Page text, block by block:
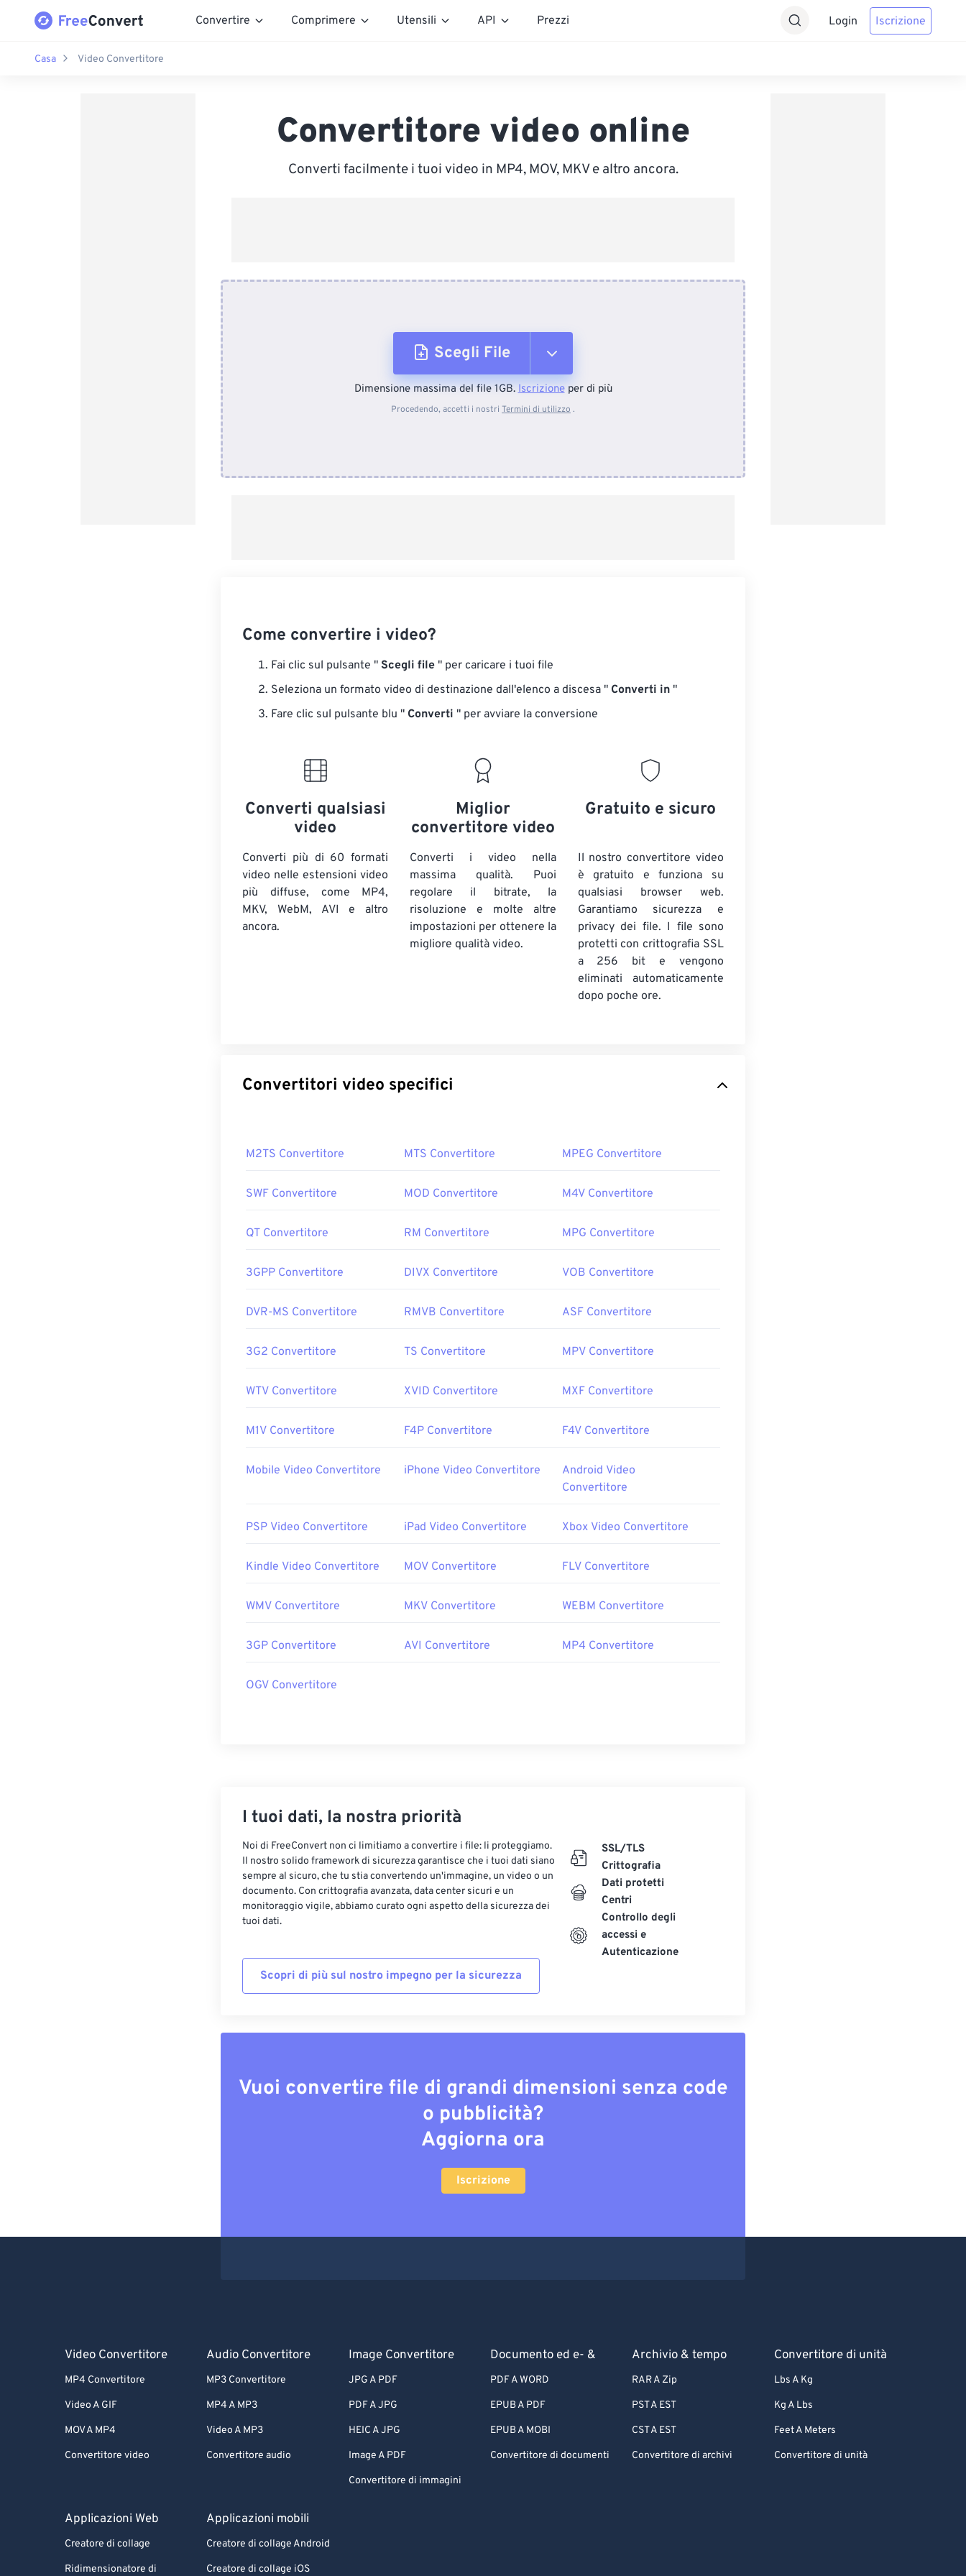
Convertire Comprimere Utensili API Prezzi Login Iscrizione
Casa Video Convertitore
Convertitore video online
Converti facilmente i tuoi video in MP4, MOV, MKV e altro ancora.
Scegli File
Dal dispositivo
Dimensione massima del file 1GB.Iscrizioneper di più
Procedendo, accetti i nostri Termini di utilizzo .
Come convertire i video?
Fai clic sul pulsante " Scegli file " per caricare i tuoi file
Seleziona un formato video di destinazione dall'elenco a discesa " Converti in "
Fare clic sul pulsante blu " Converti " per avviare la conversione
Converti qualsiasi
video
Converti più di 60 formati
video nelle estensioni video
più diffuse, come MP4,
MKV, WebM, AVI e altro
ancora.
Miglior
convertitore video
Converti i video nella
massima qualità. Puoi
regolare il bitrate, la
risoluzione e molte altre
impostazioni per ottenere la
migliore qualità video.
Gratuito e sicuro
Il nostro convertitore video
è gratuito e funziona su
qualsiasi browser web.
Garantiamo sicurezza e
privacy dei file. I file sono
protetti con crittografia SSL
a 256 bit e vengono
eliminati automaticamente
dopo poche ore.
Convertitori video specifici
M2TS Convertitore MTS Convertitore MPEG Convertitore
SWF Convertitore MOD Convertitore M4V Convertitore
QT Convertitore RM Convertitore MPG Convertitore
3GPP Convertitore DIVX Convertitore VOB Convertitore
DVR-MS Convertitore RMVB Convertitore ASF Convertitore
3G2 Convertitore TS Convertitore MPV Convertitore
WTV Convertitore XVID Convertitore MXF Convertitore
M1V Convertitore F4P Convertitore F4V Convertitore
Mobile Video Convertitore iPhone Video Convertitore
Android Video
Convertitore
PSP Video Convertitore iPad Video Convertitore Xbox Video Convertitore
Kindle Video Convertitore MOV Convertitore FLV Convertitore
WMV Convertitore MKV Convertitore WEBM Convertitore
3GP Convertitore AVI Convertitore MP4 Convertitore
OGV Convertitore
I tuoi dati, la nostra priorità
Noi di FreeConvert non ci limitiamo a convertire i file: li proteggiamo.
Il nostro solido framework di sicurezza garantisce che i tuoi dati siano
sempre al sicuro, che tu stia convertendo un'immagine, un video o un
documento. Con crittografia avanzata, data center sicuri e un
monitoraggio vigile, abbiamo curato ogni aspetto della sicurezza dei
tuoi dati.
Scopri di più sul nostro impegno per la sicurezza
SSL/TLS
Crittografia
Dati protetti
Centri
Controllo degli
accessi e
Autenticazione
Vuoi convertire file di grandi dimensioni senza code
o pubblicità?
Aggiorna ora
Iscrizione
Video Convertitore
MP4 Convertitore
Video A GIF
MOV A MP4
Convertitore video
Audio Convertitore
MP3 Convertitore
MP4 A MP3
Video A MP3
Convertitore audio
Image Convertitore
JPG A PDF
PDF A JPG
HEIC A JPG
Image A PDF
Convertitore di immagini
Documento ed e- &
PDF A WORD
EPUB A PDF
EPUB A MOBI
Convertitore di documenti
Archivio & tempo
RAR A Zip
PST A EST
CST A EST
Convertitore di archivi
Convertitore di unità
Lbs A Kg
Kg A Lbs
Feet A Meters
Convertitore di unità
Applicazioni Web
Creatore di collage
Ridimensionatore di
Applicazioni mobili
Creatore di collage Android
Creatore di collage iOS